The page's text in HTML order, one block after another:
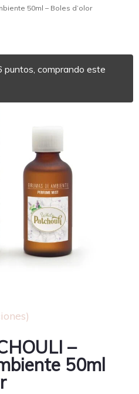
50ml – Boles d’olor
–
50ml
puntos, comprando este